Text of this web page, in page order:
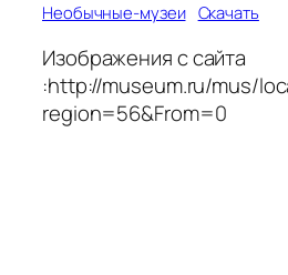
Необычные-музеи Скачать
Изображения с сайта
:http://museum.ru/mus/
region=56&From=0